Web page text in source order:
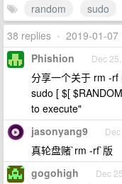
random sudo
38 replies • 2019-01-07
Phishion Dec
分享一个关于 rm -rf
sudo [ $[
to execute"
jasonyang9
真轮盘赌`rm -rf`版
gogohigh Dec